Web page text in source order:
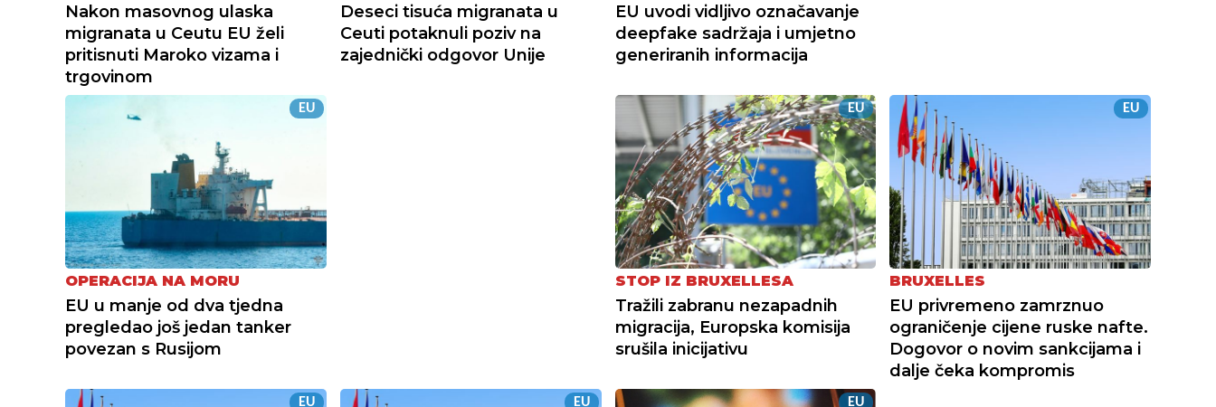
Nakon masovnog ulaska
migranata u Ceutu EU želi
pritisnuti Maroko vizama i
trgovinom
Deseci tisuća migranata u
Ceuti potaknuli poziv na
zajednički odgovor Unije
EU uvodi vidljivo označavanje
deepfake sadržaja i umjetno
generiranih informacija
EU
OPERACIJA NA MORU
EU u manje od dva tjedna
pregledao još jedan tanker
povezan s Rusijom
EU
STOP IZ BRUXELLESA
Tražili zabranu nezapadnih
migracija, Europska komisija
srušila inicijativu
EU
BRUXELLES
EU privremeno zamrznuo
ograničenje cijene ruske nafte.
Dogovor o novim sankcijama i
dalje čeka kompromis
EU EU EU